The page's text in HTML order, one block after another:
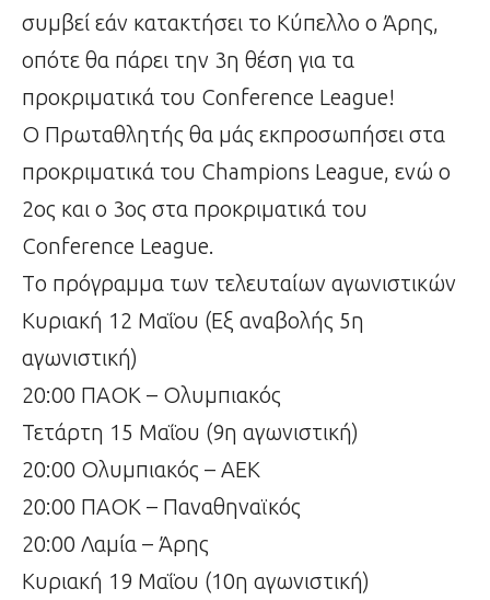
συμβεί εάν κατακτήσει το Κύπελλο ο Άρης,
οπότε θα πάρει την 3η θέση για τα
προκριματικά του Conference League!
Ο Πρωταθλητής θα μάς εκπροσωπήσει στα
προκριματικά του Champions League, ενώ ο
2ος και ο 3ος στα προκριματικά του
Conference League.
Tο πρόγραμμα των τελευταίων αγωνιστικών
Κυριακή 12 Μαΐου (Εξ αναβολής 5η
αγωνιστική)
20:00 ΠΑΟΚ – Ολυμπιακός
Τετάρτη 15 Μαΐου (9η αγωνιστική)
20:00 Ολυμπιακός – ΑΕΚ
20:00 ΠΑΟΚ – Παναθηναϊκός
20:00 Λαμία – Άρης
Κυριακή 19 Μαΐου (10η αγωνιστική)